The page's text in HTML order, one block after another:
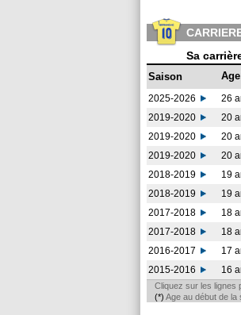
Sa
Saison Age
2025-2026 26
2019-2020
20
2019-2020
20
2019-2020
20
2018-2019
19
2018-2019
19
2017-2018
18
2017-2018
18
2016-2017
17
2015-2016
16
Cliquez sur les lignes
(*) Age au début de la